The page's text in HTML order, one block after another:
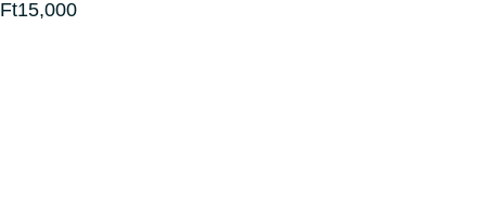
Ft15,000